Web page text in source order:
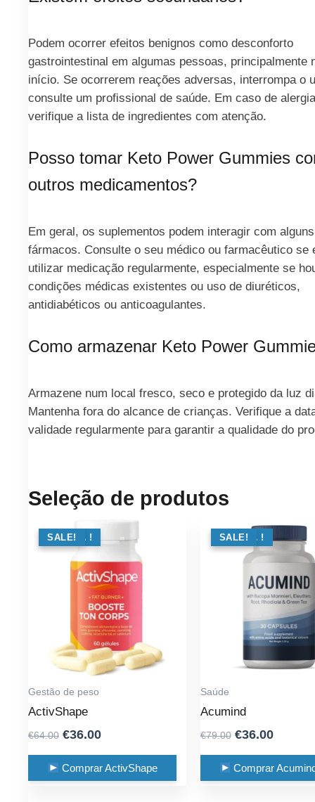
Podem ocorrer efeitos benignos como desconforto
gastrointestinal em algumas pessoas, principalmente
início. Se ocorrerem reações adversas, interrompa o
consulte um profissional de saúde. Em caso de
verifique a lista de ingredientes com atenção.
Posso tomar Keto Power Gummies
outros medicamentos?
Em geral, os suplementos podem interagir com alguns
fármacos. Consulte o seu médico ou farmacêutico se
utilizar medicação regularmente, especialmente se
condições médicas existentes ou uso de diuréticos,
antidiabéticos ou anticoagulantes.
Como armazenar Keto Power
Armazene num local fresco, seco e protegido da luz
Mantenha fora do alcance de crianças. Verifique a
validade regularmente para garantir a qualidade do
Seleção de produtos
OFERTA !
SALE!
Gestão de peso
ActivShape
€64.00 Original
was:
€64.00.
€36.00Current
is:
€36.00.
Comprar ActivShape
OFERTA !
SALE!
Saúde
Acumind
€79.00 Original
was:
€79.00.
€36.00
is:
€36.00.
Comprar